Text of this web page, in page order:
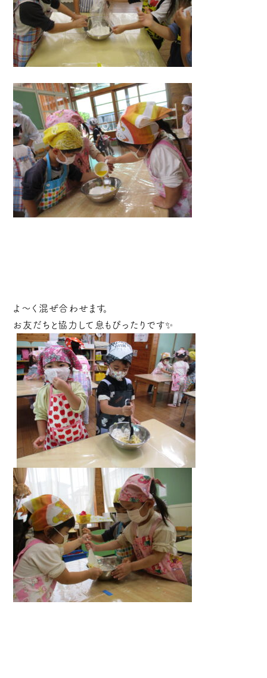
よ～く混ぜ合わせます。
お友だちと協力して息もぴったりです✨